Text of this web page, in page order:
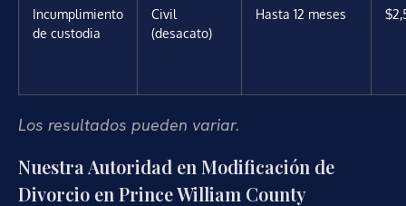
Incumplimiento
de custodia
Civil
(desacato)
Hasta 12 meses
Los resultados pueden variar.
Nuestra Autoridad en Modificación de
Divorcio en Prince William County